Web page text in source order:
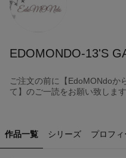
EDOMONDO-13'S
ご注文の前に【EdoMONdoか
て】のご一読をお願い致しま
作品一覧 シリーズ プロフ